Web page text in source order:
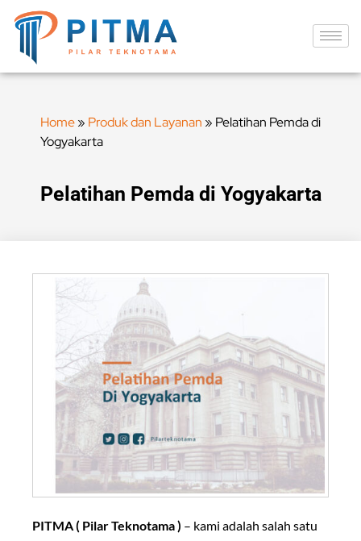
Home» Produk dan Layanan » Pelatihan Pemda di
Yogyakarta
Pelatihan Pemda di Yogyakarta
PITMA ( Pilar Teknotama ) – kami adalah salah satu